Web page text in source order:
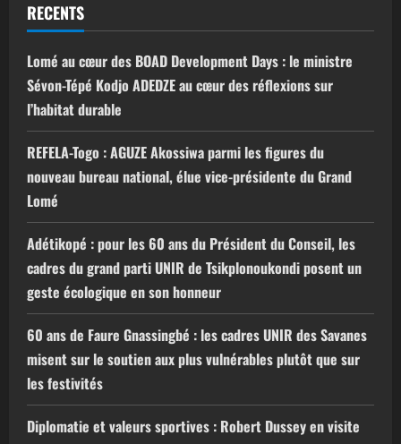
RECENTS
Lomé au cœur des BOAD Development Days : le ministre
Sévon-Tépé Kodjo ADEDZE au cœur des réflexions sur
l’habitat durable
REFELA-Togo : AGUZE Akossiwa parmi les figures du
nouveau bureau national, élue vice-présidente du Grand
Lomé
Adétikopé : pour les 60 ans du Président du Conseil, les
cadres du grand parti UNIR de Tsikplonoukondi posent un
geste écologique en son honneur
60 ans de Faure Gnassingbé : les cadres UNIR des Savanes
misent sur le soutien aux plus vulnérables plutôt que sur
les festivités
Diplomatie et valeurs sportives : Robert Dussey en visite